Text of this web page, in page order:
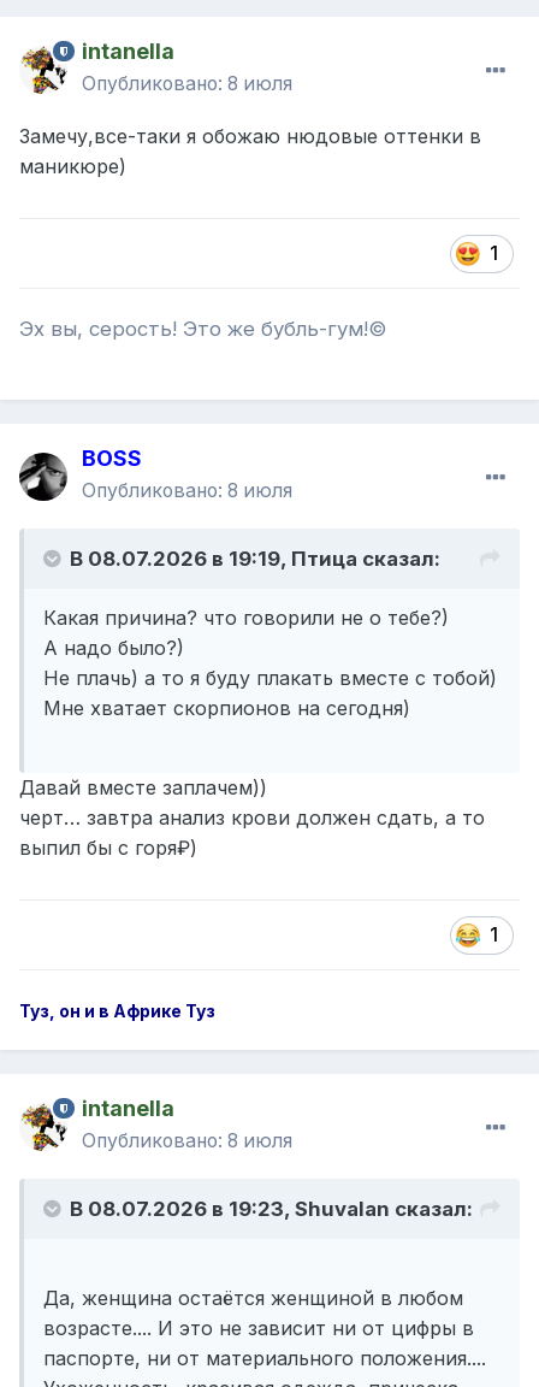
intanella
Опубликовано: 8 июля
Замечу,все-таки я обожаю нюдовые оттенки в
маникюре)
1
Эх вы, серость! Это же бубль-гум!©
BOSS
Опубликовано: 8 июля
В 08.07.2026 в 19:19, Птица сказал:
Какая причина? что говорили не о тебе?)
А надо было?)
Не плачь) а то я буду плакать вместе с тобой)
Мне хватает скорпионов на сегодня)
Давай вместе заплачем))
черт… завтра анализ крови должен сдать, а то
выпил бы с горя₽)
1
Туз, он и в Африке Туз
intanella
Опубликовано: 8 июля
В 08.07.2026 в 19:23, Shuvalan сказал:
Да, женщина остаётся женщиной в любом
возрасте.... И это не зависит ни от цифры в
паспорте, ни от материального положения....